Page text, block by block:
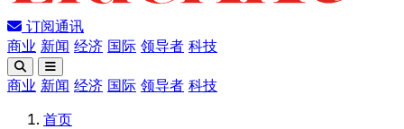
订阅通讯
商业 新闻 经济 国际 领导者 科技
商业 新闻 经济 国际 领导者 科技
首页